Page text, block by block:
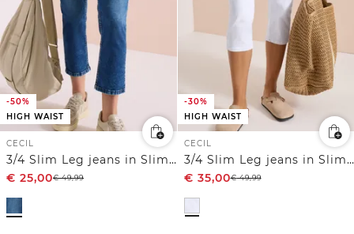
-50%
HIGH WAIST
CECIL
3/4 Slim Leg jeans in Slim Fit
€ 25,00€49,99
-30%
HIGH WAIST
CECIL
3/4 Slim Leg jeans in Slim Fit
€ 35,00€49,99